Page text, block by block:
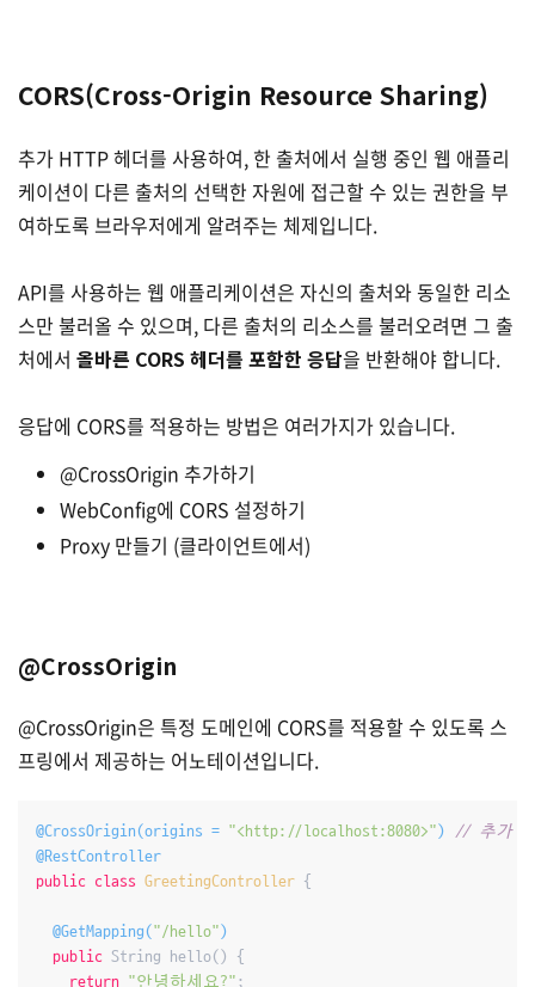
CORS(Cross-Origin Resource Sharing)
추가 HTTP 헤더를 사용하여, 한 출처에서 실행 중인 웹 애플리
케이션이 다른 출처의 선택한 자원에 접근할 수 있는 권한을 부
여하도록 브라우저에게 알려주는 체제입니다.
API를 사용하는 웹 애플리케이션은 자신의 출처와 동일한 리소
스만 불러올 수 있으며, 다른 출처의 리소스를 불러오려면 그 출
처에서 올바른 CORS 헤더를 포함한 응답을 반환해야 합니다.
응답에 CORS를 적용하는 방법은 여러가지가 있습니다.
@CrossOrigin 추가하기
WebConfig에 CORS 설정하기
Proxy 만들기 (클라이언트에서)
@CrossOrigin
@CrossOrigin은 특정 도메인에 CORS를 적용할 수 있도록 스
프링에서 제공하는 어노테이션입니다.
@CrossOrigin(origins = "<http://localhost:8080>" )
// 추가
@RestController
public class GreetingController {
@GetMapping( "/hello" )
public String hello() {
return "안녕하세요?" ;